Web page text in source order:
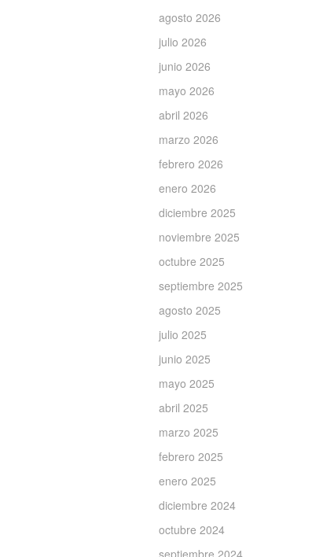
agosto 2026
julio 2026
junio 2026
mayo 2026
abril 2026
marzo 2026
febrero 2026
enero 2026
diciembre 2025
noviembre 2025
octubre 2025
septiembre 2025
agosto 2025
julio 2025
junio 2025
mayo 2025
abril 2025
marzo 2025
febrero 2025
enero 2025
diciembre 2024
octubre 2024
septiembre 2024